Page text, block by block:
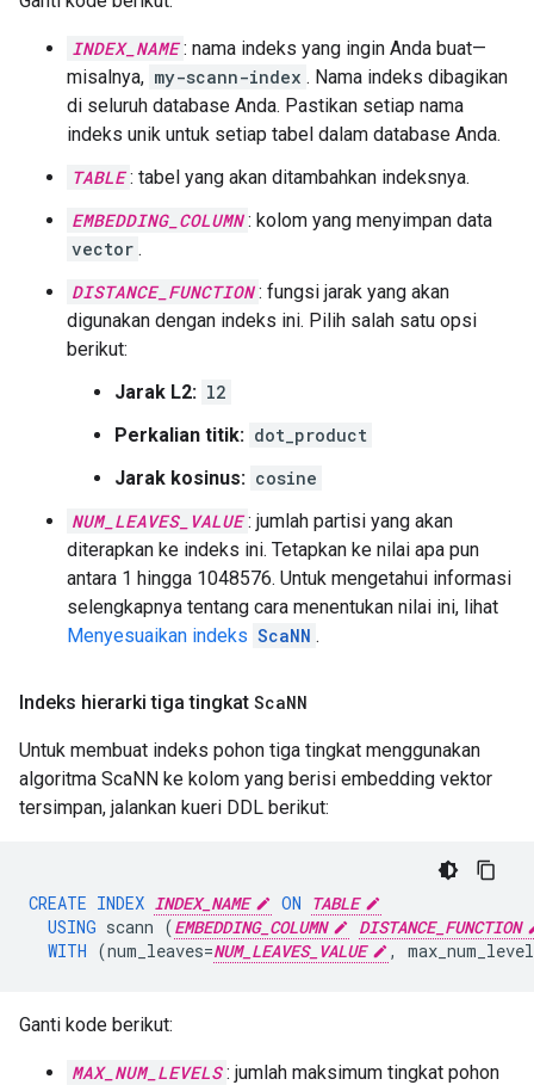
INDEX_NAME : nama indeks yang ingin Anda buat—
misalnya, my-scann-index . Nama indeks dibagikan
di seluruh database Anda. Pastikan setiap nama
indeks unik untuk setiap tabel dalam database Anda.
TABLE : tabel yang akan ditambahkan indeksnya.
EMBEDDING_COLUMN : kolom yang menyimpan data
vector .
DISTANCE_FUNCTION : fungsi jarak yang akan
digunakan dengan indeks ini. Pilih salah satu opsi
berikut:
Jarak L2: l2
Perkalian titik: dot_product
Jarak kosinus: cosine
NUM_LEAVES_VALUE : jumlah partisi yang akan
diterapkan ke indeks ini. Tetapkan ke nilai apa pun
antara 1 hingga 1048576. Untuk mengetahui informasi
selengkapnya tentang cara menentukan nilai ini, lihat
Menyesuaikan indeks ScaNN .
Indeks hierarki tiga tingkat ScaNN
Untuk membuat indeks pohon tiga tingkat menggunakan
algoritma ScaNN ke kolom yang berisi embedding vektor
tersimpan, jalankan kueri DDL berikut:
CREATE INDEX INDEX_NAME ON TABLE
USING scann (EMBEDDING_COLUMN
DISTANCE_FUNCTION
WITH (num_leaves=NUM_LEAVES_VALUE ,
Ganti kode berikut:
MAX_NUM_LEVELS : jumlah maksimum tingkat pohon